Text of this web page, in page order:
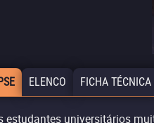
ELENCO FICHA TÉCNICA
estudantes universitários